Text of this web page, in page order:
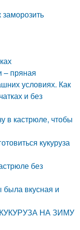
заморозить
– пряная
условиях. Как
и без
в кастрюле, чтобы
кукуруза
без
была вкусная и
НА ЗИМУ